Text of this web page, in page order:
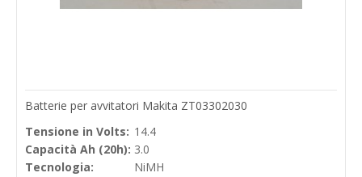
Batterie per avvitatori Makita ZT03302030
Tensione in Volts: 14.4
Capacità Ah (20h): 3.0
Tecnologia:
NiMH